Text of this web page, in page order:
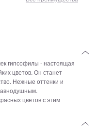
гипсофилы - настоящая
цветов. Он станет
Нежные оттенки и
цветов с этим